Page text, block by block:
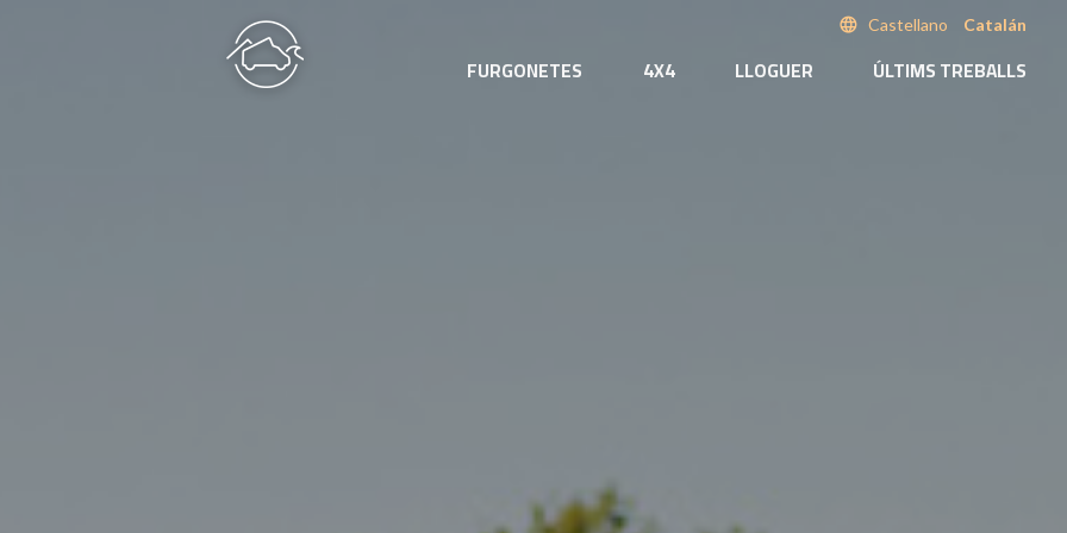
language Castellano Catalán
FURGONETES 4X4 LLOGUER ÚLTIMS TREBALLS